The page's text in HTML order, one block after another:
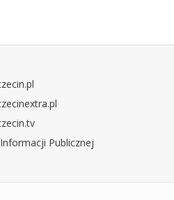
Publicznej